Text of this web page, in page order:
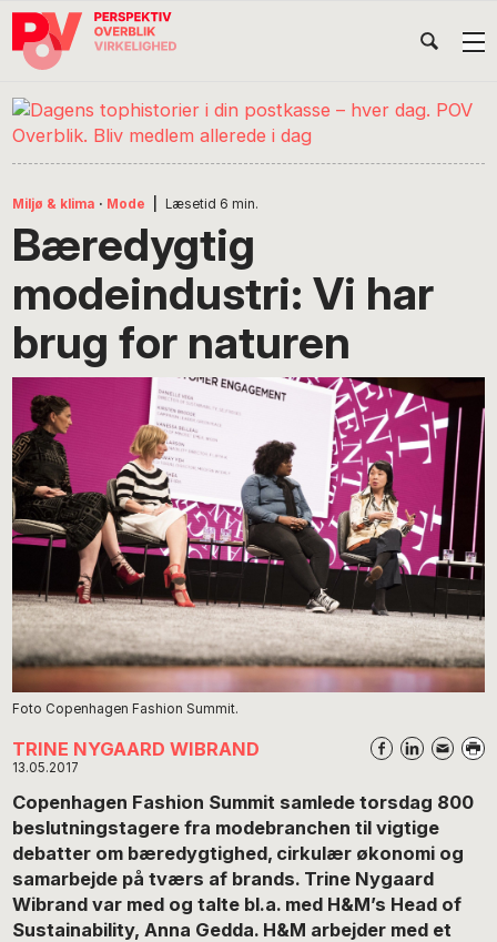
Gå
direkte
navigation
Skip
indhold
Gå
direkte
på
POV
International
Miljø & klima · Mode Læsetid 6 min.
Bæredygtig
modeindustri: Vi har
brug for naturen
Foto Copenhagen Fashion Summit.
TRINE NYGAARD WIBRAND
13.05.2017
Copenhagen Fashion Summit samlede torsdag 800
beslutningstagere fra modebranchen til vigtige
debatter om bæredygtighed, cirkulær økonomi og
samarbejde på tværs af brands. Trine Nygaard
Wibrand var med og talte bl.a. med H&M’s Head of
Sustainability, Anna Gedda. H&M arbejder med et